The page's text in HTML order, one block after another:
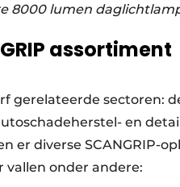
8000 lumen
assortiment
gerelateerde sectoren:
en
er diverse SCANGRIP-
vallen onder andere: